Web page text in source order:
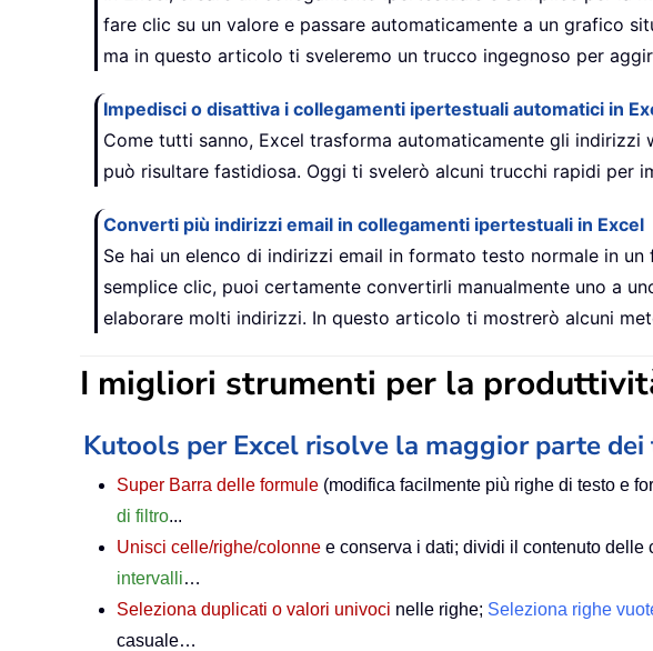
fare clic su un valore e passare automaticamente a un grafico
ma in questo articolo ti sveleremo un trucco ingegnoso per
Impedisci o disattiva i collegamenti ipertestuali automatici in
Come tutti sanno, Excel trasforma automaticamente gli
può risultare fastidiosa. Oggi ti svelerò alcuni trucchi rapidi per
Converti più indirizzi email in collegamenti ipertestuali in Excel
Se hai un elenco di indirizzi email in formato testo normale in
semplice clic, puoi certamente convertirli manualmente uno a
elaborare molti indirizzi. In questo articolo ti mostrerò alcuni
I migliori strumenti per la
Kutools per Excel risolve la maggior parte
Super Barra delle formule (modifica facilmente più righe di testo e
di filtro...
Unisci celle/righe/colonne e conserva i dati; dividi il contenuto delle
intervalli…
Seleziona duplicati o valori univoci nelle righe; Seleziona righe
casuale…